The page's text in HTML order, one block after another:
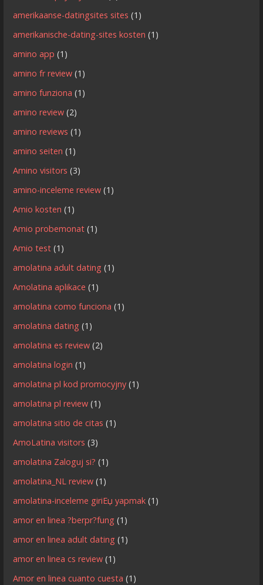
amerikaanse-datingsites sites (1)
amerikanische-dating-sites kosten (1)
amino app (1)
amino fr review (1)
amino funziona (1)
amino review (2)
amino reviews (1)
amino seiten (1)
Amino visitors (3)
amino-inceleme review (1)
Amio kosten (1)
Amio probemonat (1)
Amio test (1)
amolatina adult dating (1)
Amolatina aplikace (1)
amolatina como funciona (1)
amolatina dating (1)
amolatina es review (2)
amolatina login (1)
amolatina pl kod promocyjny (1)
amolatina pl review (1)
amolatina sitio de citas (1)
AmoLatina visitors (3)
amolatina Zaloguj si? (1)
amolatina_NL review (1)
amolatina-inceleme giriЕџ yapmak (1)
amor en linea ?berpr?fung (1)
amor en linea adult dating (1)
amor en linea cs review (1)
Amor en linea cuanto cuesta (1)